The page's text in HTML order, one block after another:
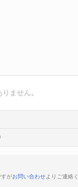
ません。
すがお問い合わせよりご連絡